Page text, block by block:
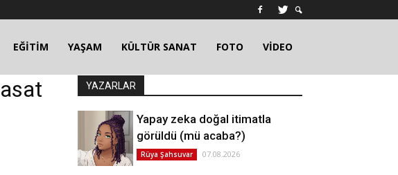
EĞİTİM YAŞAM KÜLTÜR SANAT FOTO VİDEO
YAZARLAR
Yapay zeka doğal itimatla
görüldü (mü acaba?)
Rüya Şahsuvar 07.08.2026